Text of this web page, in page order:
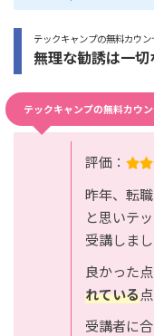
テックキャンプの無料カウ
無理な勧誘は一切
テックキャンプの無料カウ
評価：
昨年、転
と思いテ
受講しまし
良かった
れている
受講者に